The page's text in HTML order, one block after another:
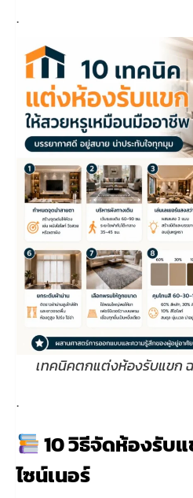
.
เทคนิคตกแต่งห้องรับแขก
.
10 วิธีจัดห้องรับ
ไซน์เนอร์